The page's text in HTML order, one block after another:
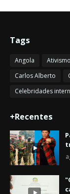
Tags
Angola Ativismo
Carlos Alberto
Celebridades
+Recentes